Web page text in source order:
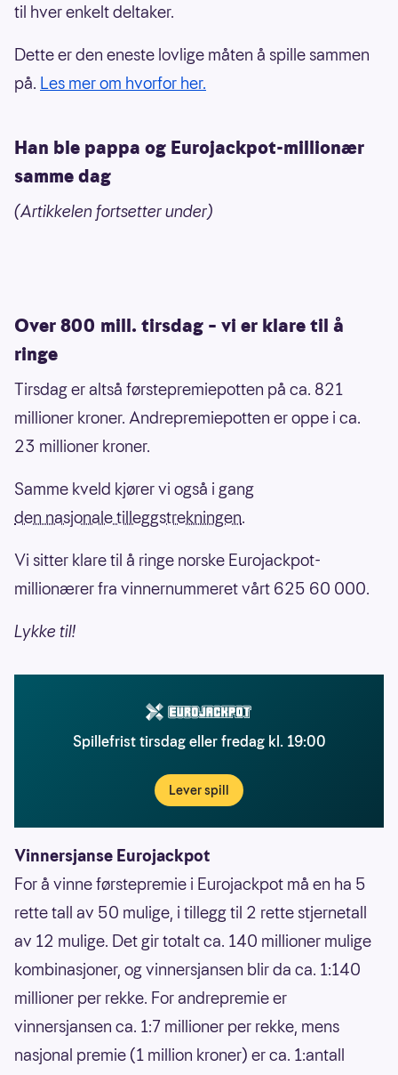
til hver enkelt deltaker.
Dette er den eneste lovlige måten å spille sammen
på. Les mer om hvorfor her.
Han ble pappa og Eurojackpot-millionær
samme dag
(Artikkelen fortsetter under)
Over 800 mill. tirsdag – vi er klare til å
ringe
Tirsdag er altså førstepremiepotten på ca. 821
millioner kroner. Andrepremiepotten er oppe i ca.
23 millioner kroner.
Samme kveld kjører vi også i gang
den nasjonale tilleggstrekningen.
Vi sitter klare til å ringe norske Eurojackpot-
millionærer fra vinnernummeret vårt 625 60 000.
Lykke til!
Spillefrist tirsdag eller fredag kl. 19:00
Lever spill
Vinnersjanse Eurojackpot
For å vinne førstepremie i Eurojackpot må en ha 5
rette tall av 50 mulige, i tillegg til 2 rette stjernetall
av 12 mulige. Det gir totalt ca. 140 millioner mulige
kombinasjoner, og vinnersjansen blir da ca. 1:140
millioner per rekke. For andrepremie er
vinnersjansen ca. 1:7 millioner per rekke, mens
nasjonal premie (1 million kroner) er ca. 1:antall